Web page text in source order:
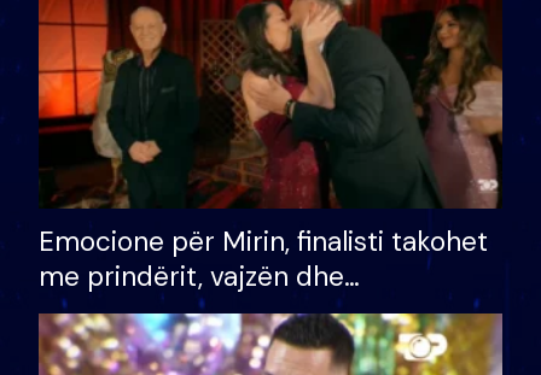
Emocione për Mirin, finalisti takohet
me prindërit, vajzën dhe
bashkëshorten: S’kemi ndonjë letër
divorci apo jo?